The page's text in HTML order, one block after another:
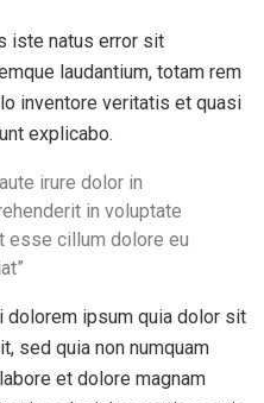
iste natus error sit
laudantium, totam rem
inventore veritatis et quasi
explicabo.
irure dolor in
in voluptate
esse cillum dolore eu
dolorem ipsum quia dolor sit
sed quia non numquam
et dolore magnam